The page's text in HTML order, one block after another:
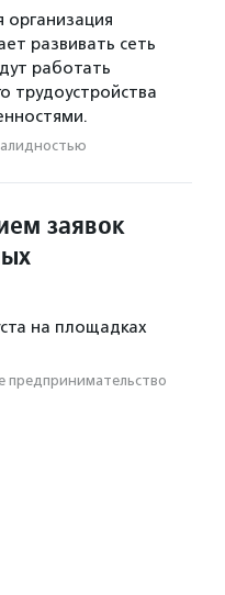
организация
развивать сеть
работать
трудоустройства
заявок
на площадках
предпри­нима­тель­ство